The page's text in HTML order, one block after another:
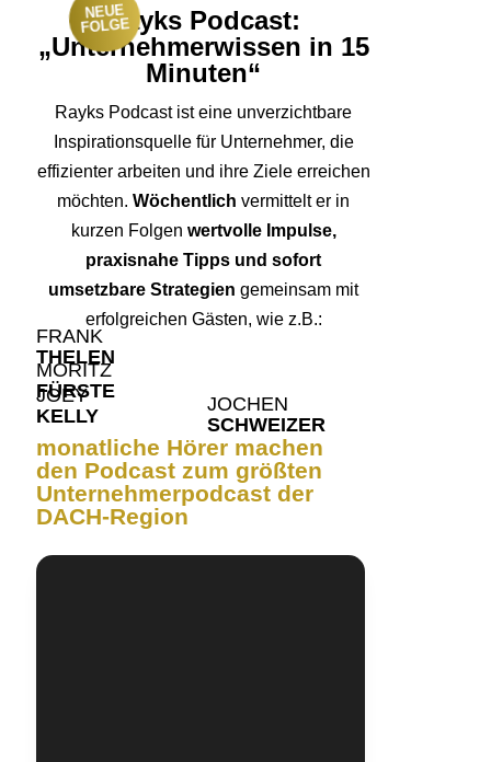
Rayks Podcast:
„Unternehmerwissen in 15
Minuten“
NEUE
FOLGE
Rayks Podcast ist eine unverzichtbare
Inspirationsquelle für Unternehmer, die
effizienter arbeiten und ihre Ziele erreichen
möchten.Wöchentlich vermittelt er in
kurzen Folgen wertvolle Impulse,
praxisnahe Tipps und sofort
umsetzbare Strategien gemeinsam mit
erfolgreichen Gästen, wie z.B.:
FRANK
THELEN
MORITZ
FÜRSTE
JOEY
KELLY
JOCHEN
SCHWEIZER
monatliche Hörer machen
den Podcast zum größten
Unternehmerpodcast der
DACH-Region